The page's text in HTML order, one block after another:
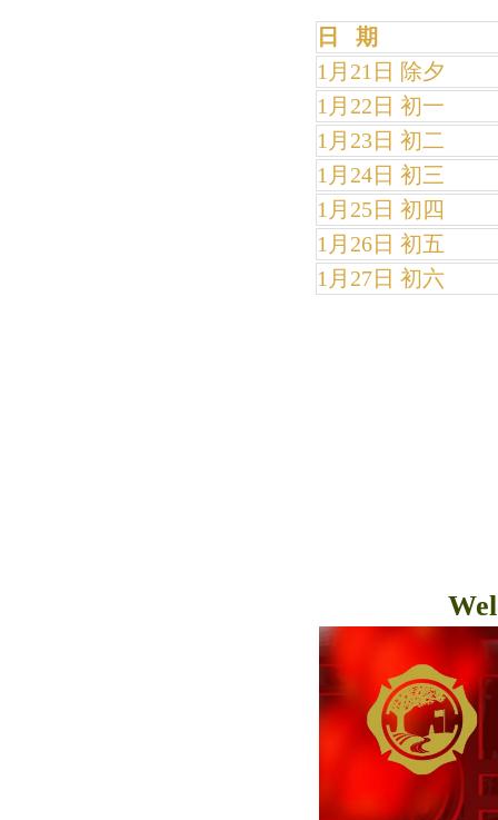
日 期
1月21日 除夕
1月22日 初一
1月23日 初二
1月24日 初三
1月25日 初四
1月26日 初五
1月27日 初六